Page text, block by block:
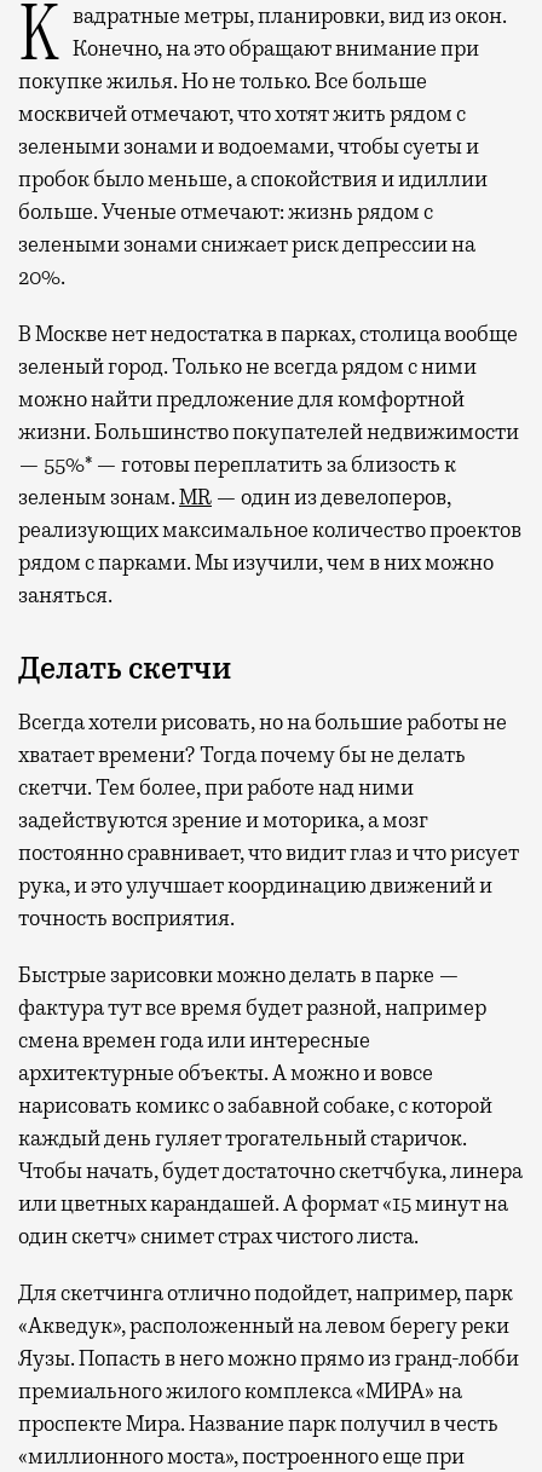
Квадратные метры, планировки, вид из окон. Конечно, на это обращают внимание при
покупке жилья. Но не только. Все больше
москвичей отмечают, что хотят жить рядом с
зелеными зонами и водоемами, чтобы суеты и
пробок было меньше, а спокойствия и идиллии
больше. Ученые отмечают: жизнь рядом с
зелеными зонами снижает риск депрессии на
20%.
В Москве нет недостатка в парках, столица вообще
зеленый город. Только не всегда рядом с ними
можно найти предложение для комфортной
жизни. Большинство покупателей недвижимости
— 55%* — готовы переплатить за близость к
зеленым зонам.MR — один из девелоперов,
реализующих максимальное количество проектов
рядом с парками. Мы изучили, чем в них можно
заняться.
Делать скетчи
Всегда хотели рисовать, но на большие работы не
хватает времени? Тогда почему бы не делать
скетчи. Тем более, при работе над ними
задействуются зрение и моторика, а мозг
постоянно сравнивает, что видит глаз и что рисует
рука, и это улучшает координацию движений и
точность восприятия.
Быстрые зарисовки можно делать в парке —
фактура тут все время будет разной, например
смена времен года или интересные
архитектурные объекты. А можно и вовсе
нарисовать комикс о забавной собаке, с которой
каждый день гуляет трогательный старичок.
Чтобы начать, будет достаточно скетчбука, линера
или цветных карандашей. А формат «15 минут на
один скетч» снимет страх чистого листа.
Для скетчинга отлично подойдет, например, парк
«Акведук», расположенный на левом берегу реки
Яузы. Попасть в него можно прямо из гранд-лобби
премиального жилого комплекса «МИРА» на
проспекте Мира. Название парк получил в честь
«миллионного моста», построенного еще при